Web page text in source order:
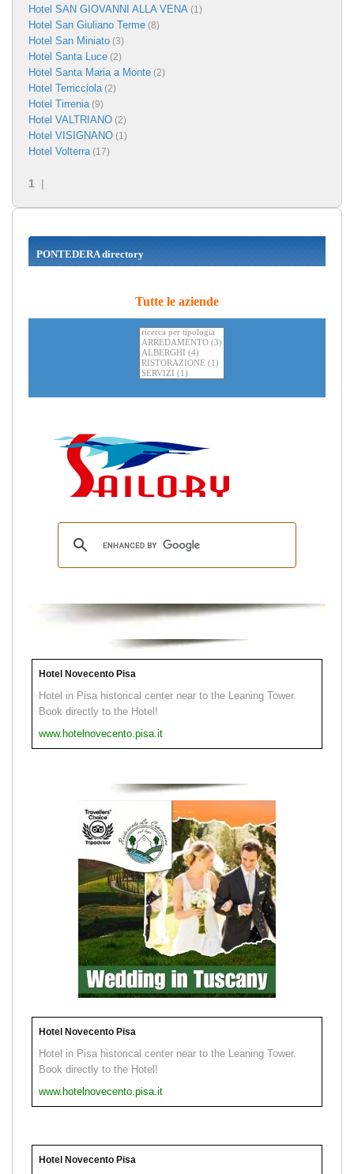
Hotel SAN GIOVANNI ALLA VENA (1)
Hotel San Giuliano Terme (8)
Hotel San Miniato (3)
Hotel Santa Luce (2)
Hotel Santa Maria a Monte (2)
Hotel Terricciola(2)
Hotel Tirrenia(9)
Hotel VALTRIANO (2)
Hotel VISIGNANO (1)
Hotel Volterra(17)
1 |
PONTEDERA directory
Tutte le aziende
Hotel Novecento Pisa
Hotel in Pisa historical center near to the Leaning Tower.
Book directly to the Hotel!
www.hotelnovecento.pisa.it
Hotel Novecento Pisa
Hotel in Pisa historical center near to the Leaning Tower.
Book directly to the Hotel!
www.hotelnovecento.pisa.it
Hotel Novecento Pisa